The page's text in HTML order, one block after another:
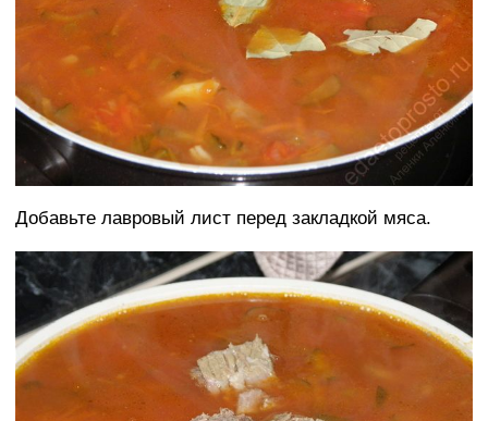
Добавьте лавровый лист перед закладкой мяса.